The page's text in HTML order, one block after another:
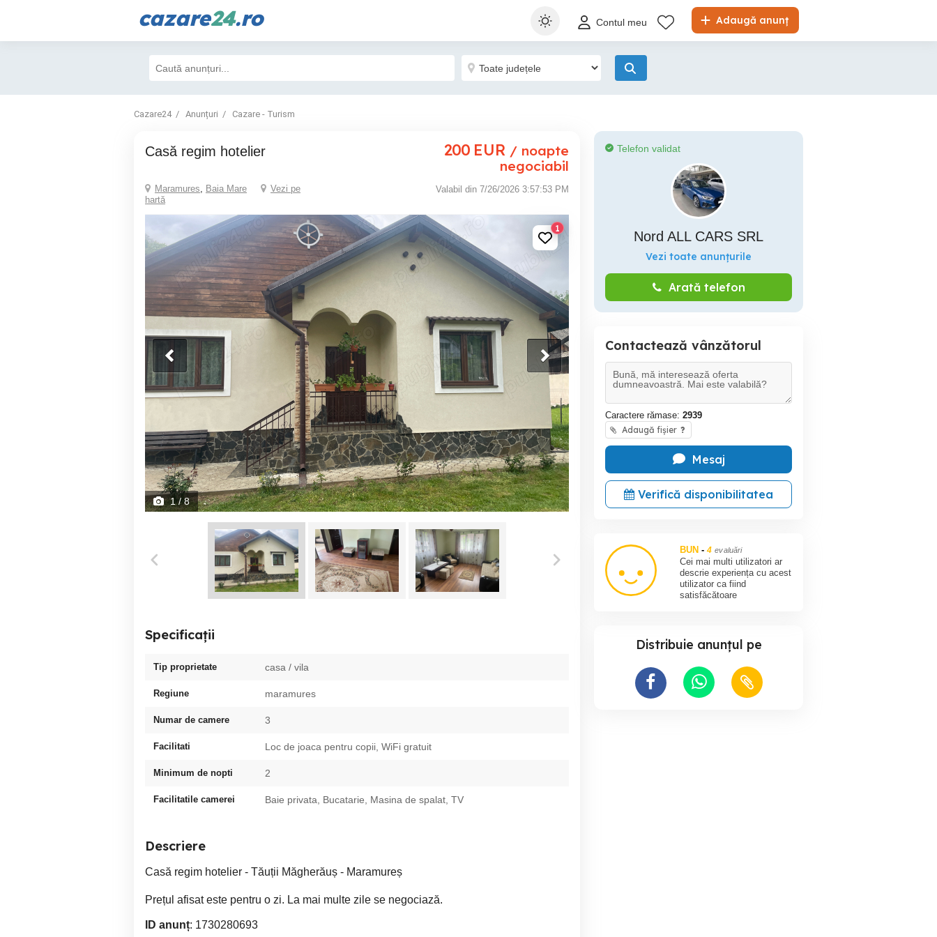
cazare24.ro Adaugă anunț
Contul meu
Cazare24 Anunțuri Cazare - Turism
Casă regim hotelier 200 EUR / noapte
negociabil
Maramures, Baia Mare
Vezi pe
hartă
Valabil din 7/26/2026 3:57:53 PM
1
1/ 8
Specificații
Tip proprietate casa / vila
Regiune maramures
Numar de camere 3
Facilitati Loc de joaca pentru copii, WiFi gratuit
Minimum de nopti 2
Facilitatile camerei Baie privata, Bucatarie, Masina de spalat, TV
Descriere
Casă regim hotelier - Tăuții Măgherăuș - Maramureș
Prețul afisat este pentru o zi. La mai multe zile se negociază.
ID anunț: 1730280693
Telefon validat
Nord ALL CARS SRL
Vezi toate anunțurile
Arată telefon
Contactează vânzătorul
Caractere rămase: 2939
Adaugă fișier ?
Mesaj
Verifică disponibilitatea
BUN- 4 evaluări
Cei mai multi utilizatori ar
descrie experiența cu acest
utilizator ca fiind
satisfăcătoare
Distribuie anunțul pe